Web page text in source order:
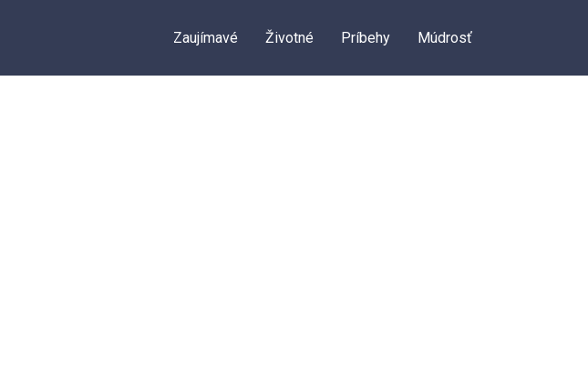
Zaujímavé Životné Príbehy Múdrosť